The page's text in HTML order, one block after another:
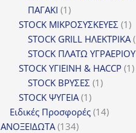
ΠΑΓΑΚΙ 11
προϊόν
STOCK ΜΙΚΡΟΣΥΣΚΕΥΕΣ 11
STOCK GRILL ΗΛΕΚΤΡΙΚΑ
STOCK ΠΛΑΤΩ ΥΓΡΑΕΡΙΟΥ
STOCK ΥΓΙΕΙΝΗ & HACCP 11
STOCK ΒΡΥΣΕΣ 11
STOCK ΨΥΓΕΙΑ 11
προϊόν
Ειδικές Προσφορές 1414
ΑΝΟΞΕΙΔΩΤΑ 134134